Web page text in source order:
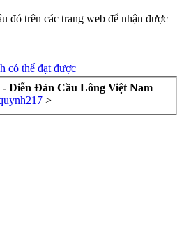
đó trên các trang web để nhận được
có thể đạt được
Diễn Đàn Cầu Lông Việt Nam
>